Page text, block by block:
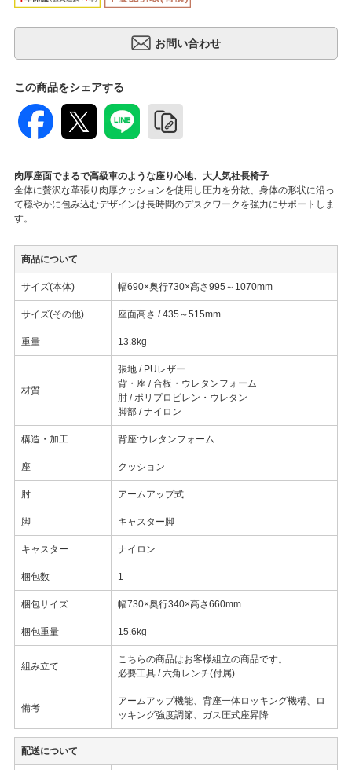
この商品をシェアする
肉厚座面でまるで高級車のような座り心地、大人気社長椅子
全体に贅沢な革張り肉厚クッションを使用し圧力を分散、身体の形状に沿っ
て穏やかに包み込むデザインは長時間のデスクワークを強力にサポートしま
す。
商品について
サイズ(本体) 幅690×奥行730×高さ995～1070mm
サイズ(その他) 座面高さ / 435～515mm
重量 13.8kg
材質
張地 / PUレザー
背・座 / 合板・ウレタンフォーム
肘 / ポリプロピレン・ウレタン
脚部 / ナイロン
構造・加工 背座:ウレタンフォーム
座 クッション
肘 アームアップ式
脚 キャスター脚
キャスター ナイロン
梱包数 1
梱包サイズ 幅730×奥行340×高さ660mm
梱包重量 15.6kg
組み立て
こちらの商品はお客様組立の商品です。
必要工具 / 六角レンチ(付属)
備考
アームアップ機能、背座一体ロッキング機構、ロ
ッキング強度調節、ガス圧式座昇降
配送について